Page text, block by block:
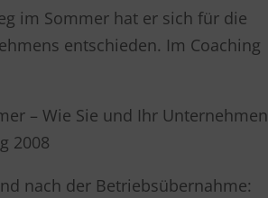
im Sommer hat er sich für die
entschieden. Im Coaching
– Wie Sie und Ihr Unternehmen
2008
nach der Betriebsübernahme: